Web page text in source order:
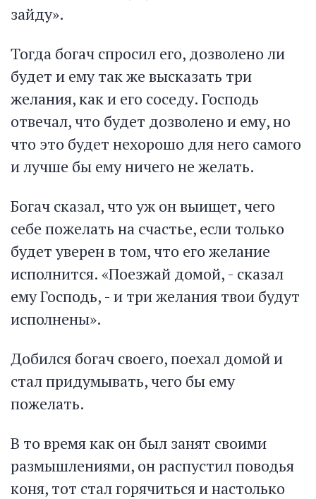
зайду».
Тогда богач спросил его, дозволено ли
будет и ему так же высказать три
желания, как и его соседу. Господь
отвечал, что будет дозволено и ему, но
что это будет нехорошо для него самого
и лучше бы ему ничего не желать.
Богач сказал, что уж он выищет, чего
себе пожелать на счастье, если только
будет уверен в том, что его желание
исполнится. «Поезжай домой, - сказал
ему Господь, - и три желания твои будут
исполнены».
Добился богач своего, поехал домой и
стал придумывать, чего бы ему
пожелать.
В то время как он был занят своими
размышлениями, он распустил поводья
коня, тот стал горячиться и настолько